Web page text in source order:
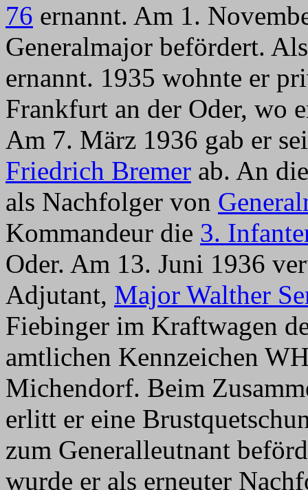
76 ernannt. Am 1.
Generalmajor befördert.
ernannt. 1935 wohnte er
Frankfurt an der Oder, wo
Am 7. März 1936 gab er
Friedrich Bremer ab. An
als Nachfolger von
Kommandeur die 3.
Oder. Am 13. Juni 1936
Adjutant, Major Walther
Fiebinger im Kraftwagen
amtlichen Kennzeichen
Michendorf. Beim
erlitt er eine
zum Generalleutnant
wurde er als erneuter